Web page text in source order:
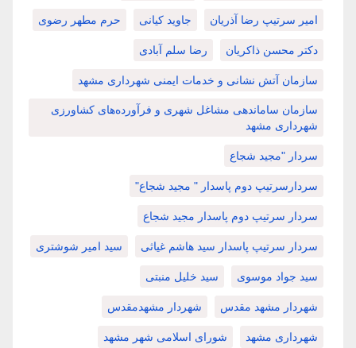
امیر سرتیپ رضا آذریان جاوید کیانی حرم مطهر رضوی
دکتر محسن ذاکریان رضا سلم آبادی
سازمان آتش نشانی و خدمات ایمنی شهرداری مشهد
سازمان ساماندهی مشاغل شهری و فرآورده‌های کشاورزی
شهرداری مشهد
سردار "مجید شجاع
سردارسرتیپ دوم پاسدار " مجید شجاع"
سردار سرتیپ دوم پاسدار مجید شجاع
سردار سرتیپ پاسدار سید هاشم غیاثی سید امیر شوشتری
سید جواد موسوی سید خلیل منبتی
شهردار مشهد مقدس شهردار مشهدمقدس
شهرداری مشهد شورای اسلامی شهر مشهد